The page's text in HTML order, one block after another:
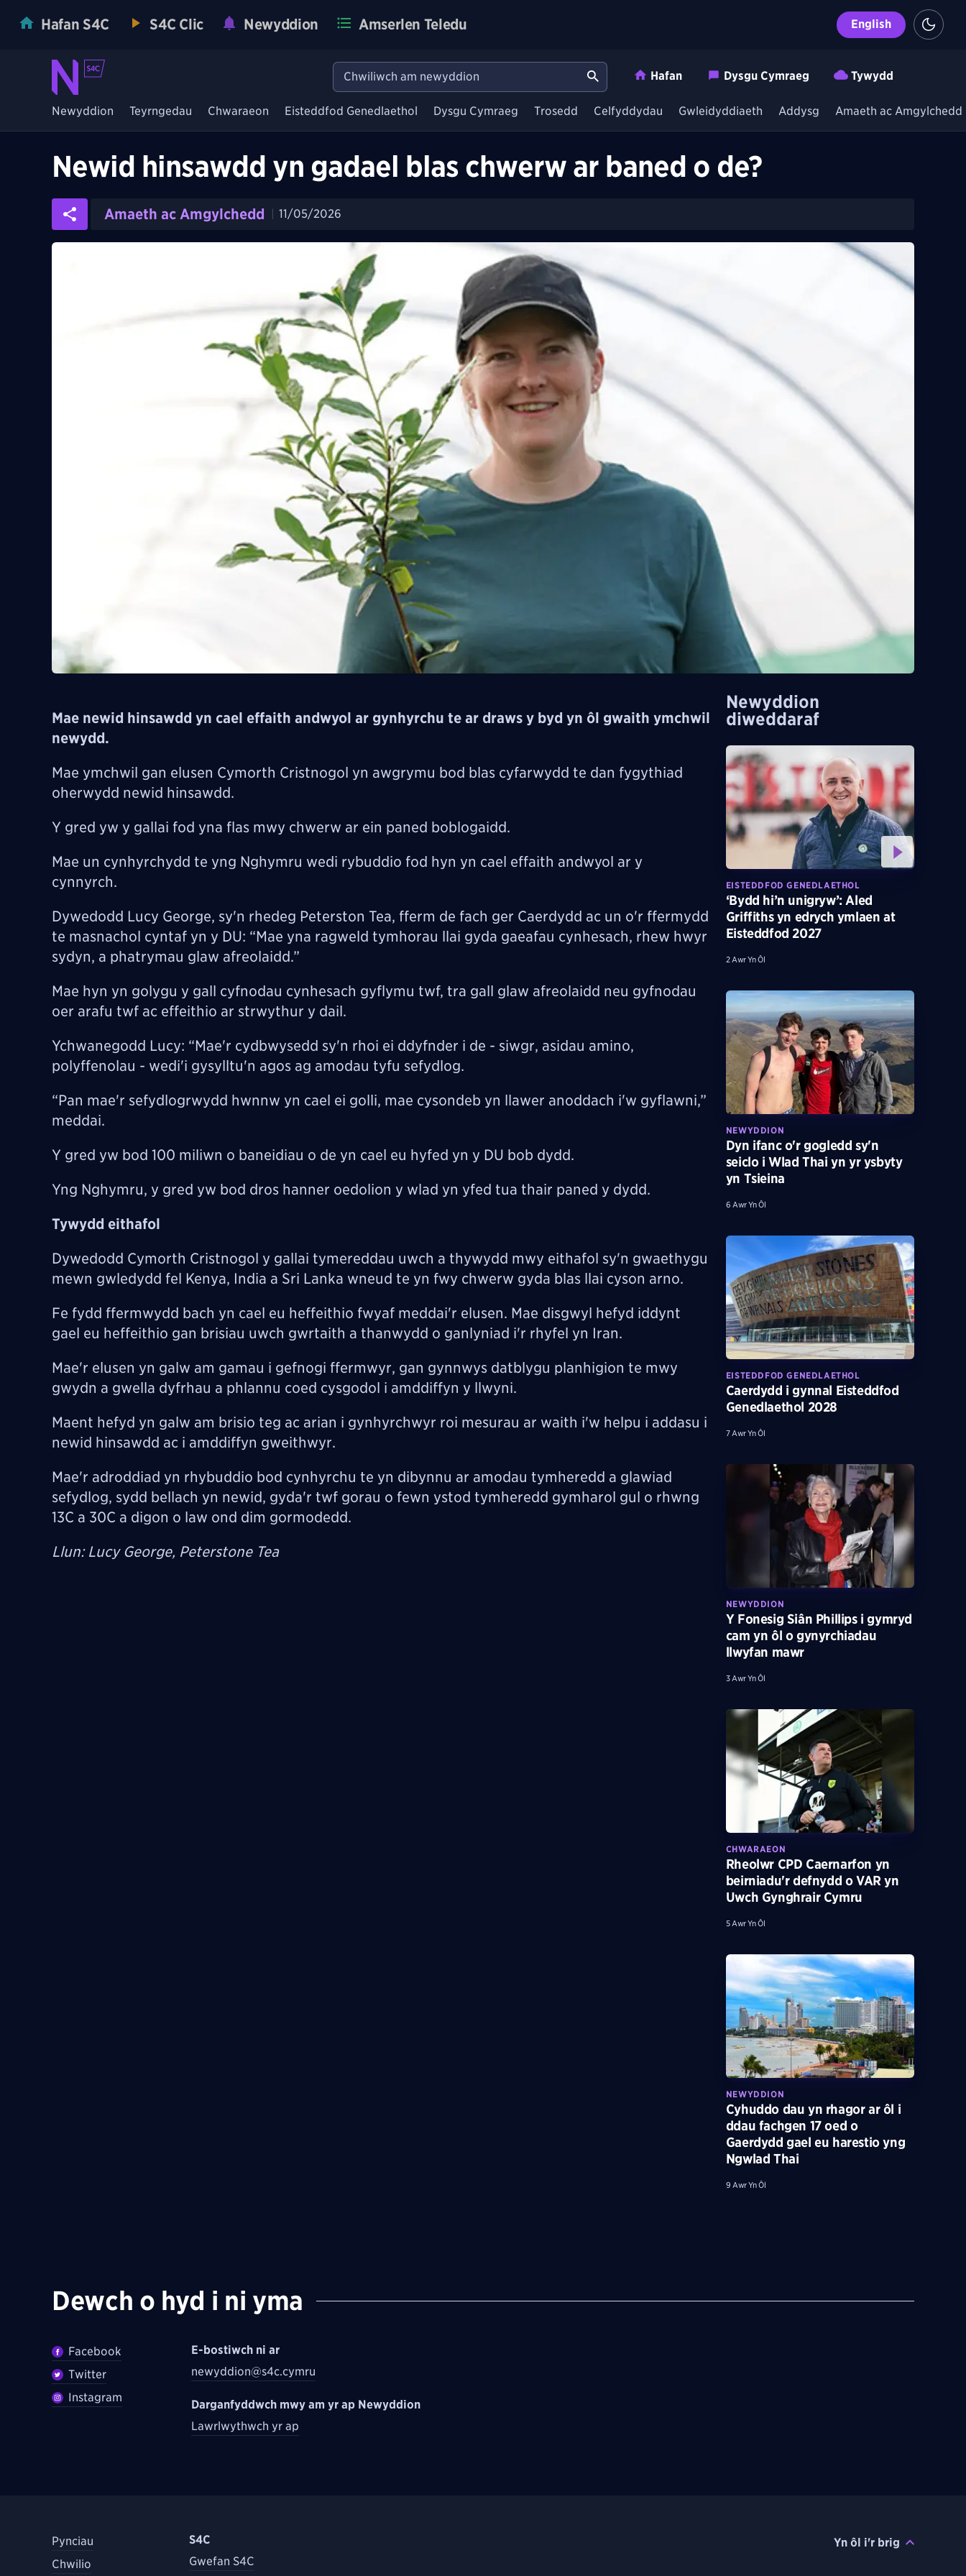
Hafan S4C S4C Clic Newyddion Amserlen Teledu English
Hafan Dysgu Cymraeg Tywydd
Newyddion Teyrngedau Chwaraeon Eisteddfod Genedlaethol Dysgu Cymraeg Trosedd Celfyddydau Gwleidyddiaeth Addysg Amaeth ac Amgylchedd
Newid hinsawdd yn gadael blas chwerw ar baned o de?
Amaeth ac Amgylchedd 11/05/2026
Mae newid hinsawdd yn cael effaith andwyol ar gynhyrchu te ar draws y byd yn ôl gwaith ymchwil
newydd.
Mae ymchwil gan elusen Cymorth Cristnogol yn awgrymu bod blas cyfarwydd te dan fygythiad
oherwydd newid hinsawdd.
Y gred yw y gallai fod yna flas mwy chwerw ar ein paned boblogaidd.
Mae un cynhyrchydd te yng Nghymru wedi rybuddio fod hyn yn cael effaith andwyol ar y
cynnyrch.
Dywedodd Lucy George, sy'n rhedeg Peterston Tea, fferm de fach ger Caerdydd ac un o'r ffermydd
te masnachol cyntaf yn y DU: “Mae yna ragweld tymhorau llai gyda gaeafau cynhesach, rhew hwyr
sydyn, a phatrymau glaw afreolaidd.”
Mae hyn yn golygu y gall cyfnodau cynhesach gyflymu twf, tra gall glaw afreolaidd neu gyfnodau
oer arafu twf ac effeithio ar strwythur y dail.
Ychwanegodd Lucy: “Mae'r cydbwysedd sy'n rhoi ei ddyfnder i de - siwgr, asidau amino,
polyffenolau - wedi'i gysylltu'n agos ag amodau tyfu sefydlog.
“Pan mae'r sefydlogrwydd hwnnw yn cael ei golli, mae cysondeb yn llawer anoddach i'w gyflawni,”
meddai.
Y gred yw bod 100 miliwn o baneidiau o de yn cael eu hyfed yn y DU bob dydd.
Yng Nghymru, y gred yw bod dros hanner oedolion y wlad yn yfed tua thair paned y dydd.
Tywydd eithafol
Dywedodd Cymorth Cristnogol y gallai tymereddau uwch a thywydd mwy eithafol sy'n gwaethygu
mewn gwledydd fel Kenya, India a Sri Lanka wneud te yn fwy chwerw gyda blas llai cyson arno.
Fe fydd ffermwydd bach yn cael eu heffeithio fwyaf meddai'r elusen. Mae disgwyl hefyd iddynt
gael eu heffeithio gan brisiau uwch gwrtaith a thanwydd o ganlyniad i'r rhyfel yn Iran.
Mae'r elusen yn galw am gamau i gefnogi ffermwyr, gan gynnwys datblygu planhigion te mwy
gwydn a gwella dyfrhau a phlannu coed cysgodol i amddiffyn y llwyni.
Maent hefyd yn galw am brisio teg ac arian i gynhyrchwyr roi mesurau ar waith i'w helpu i addasu i
newid hinsawdd ac i amddiffyn gweithwyr.
Mae'r adroddiad yn rhybuddio bod cynhyrchu te yn dibynnu ar amodau tymheredd a glawiad
sefydlog, sydd bellach yn newid, gyda'r twf gorau o fewn ystod tymheredd gymharol gul o rhwng
13C a 30C a digon o law ond dim gormodedd.
Llun: Lucy George, Peterstone Tea
Newyddion
diweddaraf
EISTEDDFOD GENEDLAETHOL
‘Bydd hi’n unigryw’: Aled
Griffiths yn edrych ymlaen at
Eisteddfod 2027
2 Awr Yn Ôl
NEWYDDION
Dyn ifanc o'r gogledd sy'n
seiclo i Wlad Thai yn yr ysbyty
yn Tsieina
6 Awr Yn Ôl
EISTEDDFOD GENEDLAETHOL
Caerdydd i gynnal Eisteddfod
Genedlaethol 2028
7 Awr Yn Ôl
NEWYDDION
Y Fonesig Siân Phillips i gymryd
cam yn ôl o gynyrchiadau
llwyfan mawr
3 Awr Yn Ôl
CHWARAEON
Rheolwr CPD Caernarfon yn
beirniadu'r defnydd o VAR yn
Uwch Gynghrair Cymru
5 Awr Yn Ôl
NEWYDDION
Cyhuddo dau yn rhagor ar ôl i
ddau fachgen 17 oed o
Gaerdydd gael eu harestio yng
Ngwlad Thai
9 Awr Yn Ôl
Dewch o hyd i ni yma
Facebook
Twitter
Instagram
E-bostiwch ni ar
newyddion@s4c.cymru
Darganfyddwch mwy am yr ap Newyddion
Lawrlwythwch yr ap
Pynciau
Chwilio
S4C
Gwefan S4C
Yn ôl i'r brig